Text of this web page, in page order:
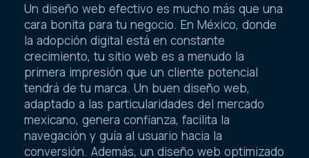
Un diseño web efectivo es mucho más que una
cara bonita para tu negocio. En México, donde
la adopción digital está en constante
crecimiento, tu sitio web es a menudo la
primera impresión que un cliente potencial
tendrá de tu marca. Un buen diseño web,
adaptado a las particularidades del mercado
mexicano, genera confianza, facilita la
navegación y guía al usuario hacia la
conversión. Además, un diseño web optimizado